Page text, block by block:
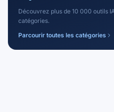
Découvrez plus de 10 000 outils
catégories.
Parcourir toutes les catégories